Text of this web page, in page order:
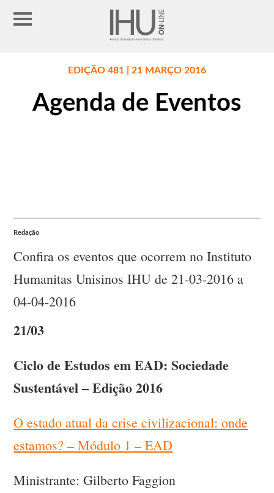
EDIÇÃO 481 | 21 MARÇO 2016
Agenda de Eventos
Redação
Confira os eventos que ocorrem no Instituto
Humanitas Unisinos IHU de 21-03-2016 a
04-04-2016
21/03
Ciclo de Estudos em EAD: Sociedade
Sustentável – Edição 2016
O estado atual da crise civilizacional: onde
estamos? – Módulo 1 – EAD
Ministrante: Gilberto Faggion